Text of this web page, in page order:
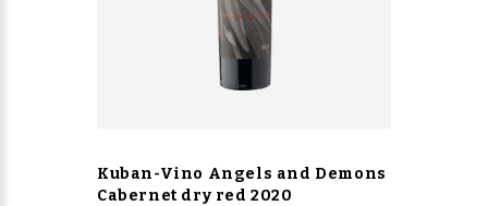
Kuban-Vino Angels and Demons
Cabernet dry red 2020